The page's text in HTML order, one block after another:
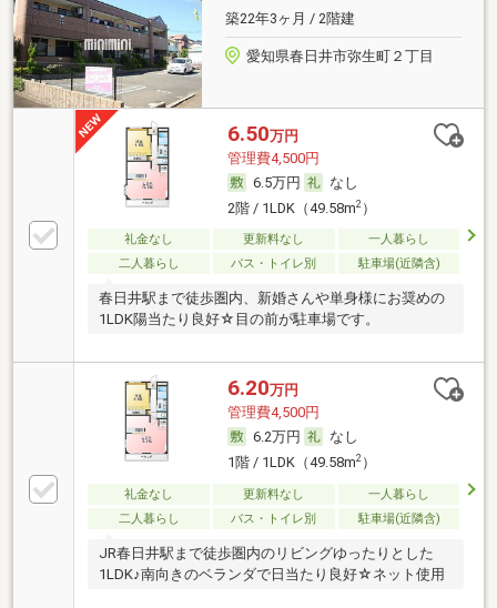
築22年3ヶ月 / 2階建
愛知県春日井市弥生町２丁目
6.50万円
管理費4,500円
6.5万円
なし
2階 / 1LDK（49.58m2）
礼金なし 更新料なし
一人暮らし
二人暮らし
バス・トイレ別 駐車場(近隣含)
春日井駅まで徒歩圏内、新婚さんや単身様にお奨めの
1LDK陽当たり良好☆目の前が駐車場です。
6.20万円
管理費4,500円
6.2万円
なし
1階 / 1LDK（49.58m2）
礼金なし 更新料なし
一人暮らし
二人暮らし
バス・トイレ別 駐車場(近隣含)
JR春日井駅まで徒歩圏内のリビングゆったりとした
1LDK♪南向きのベランダで日当たり良好☆ネット使用